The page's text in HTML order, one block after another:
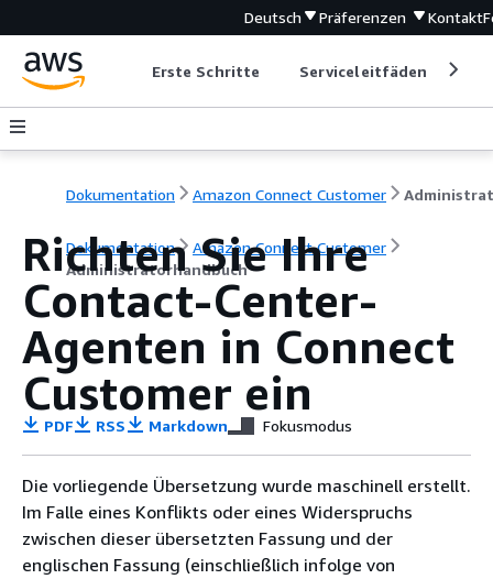
Deutsch Präferenzen Kontakt
Erste Schritte Serviceleitfäden
Dokumentation Amazon Connect Customer
Dokumentation
Amazon Connect Customer
Administratorhandbuch
Richten Sie Ihre
Contact-Center-
Agenten in Connect
Customer ein
PDF RSS Markdown Fokusmodus
Die vorliegende Übersetzung wurde maschinell erstellt.
Im Falle eines Konflikts oder eines Widerspruchs
zwischen dieser übersetzten Fassung und der
englischen Fassung (einschließlich infolge von